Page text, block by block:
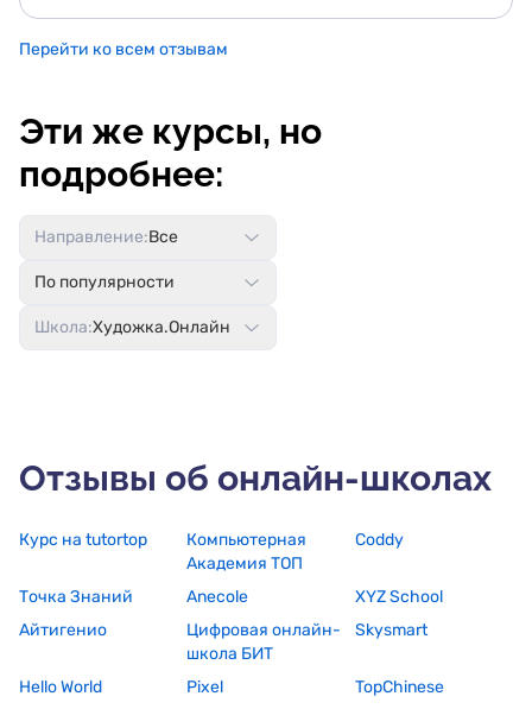
Перейти ко всем отзывам
Эти же курсы, но
подробнее:
Направление:Все
По популярности
Школа:Художка.Онлайн
Отзывы об онлайн-школах
Курс на tutortop
Компьютерная
Академия ТОП
Coddy
Точка Знаний Anecole
XYZ School
Айтигенио
Цифровая онлайн-
школа БИТ
Skysmart
Hello World Pixel
TopChinese